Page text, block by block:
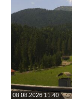
08.08.2026 11:40